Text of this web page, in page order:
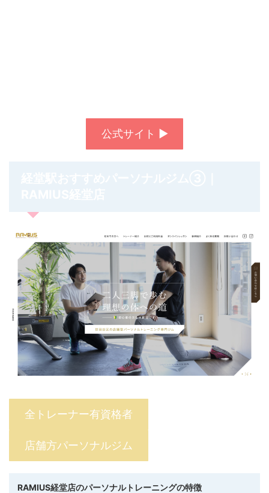
公式サイト ▶︎
全トレーナー有資格者
店舗方パーソナルジム
RAMIUS経堂店のパーソナルトレーニングの特徴